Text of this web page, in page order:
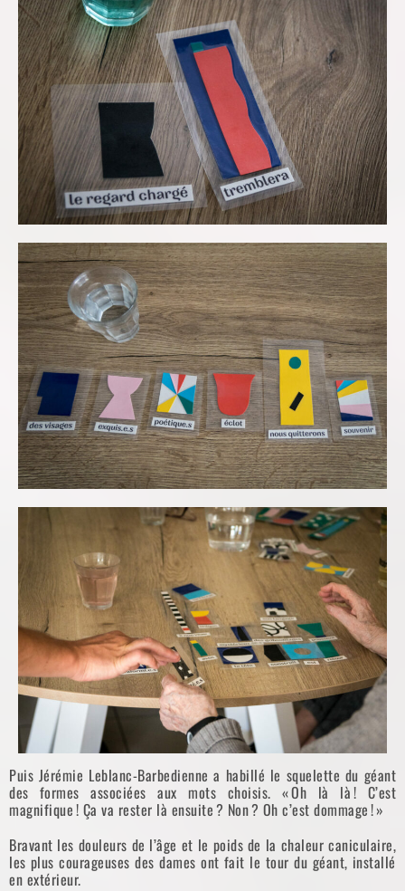
Puis Jérémie Leblanc-Barbedienne a habillé le squelette du géant
des formes associées aux mots choisis. « Oh là là ! C’est
magnifique ! Ça va rester là ensuite ? Non ? Oh c’est dommage ! »
Bravant les douleurs de l’âge et le poids de la chaleur caniculaire,
les plus courageuses des dames ont fait le tour du géant, installé
en extérieur.